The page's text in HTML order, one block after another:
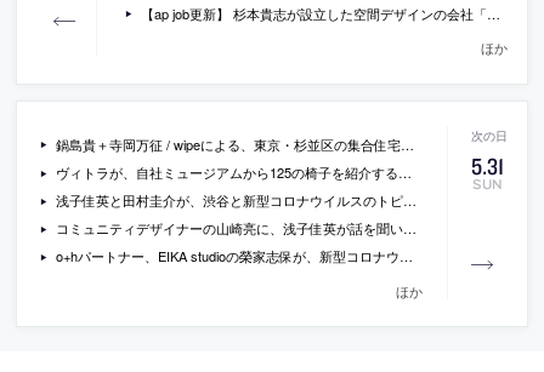
【ap job更新】 杉本貴志が設立した空間デザインの会社「スーパーポテト」が、スタッフを募集中
ほか
5.31
SUN
鍋島貴＋寺岡万征 / wipeによる、東京・杉並区の集合住宅「Skyterrace」
ヴィトラが、自社ミュージアムから125の椅子を紹介する約90分の動画「Chair Times」を期間限定で無料公開
浅子佳英と田村圭介が、渋谷と新型コロナウイルスのトピックを絡めて語っている対談「SHIBUYA──迷宮ターミナルの歴史といま、そして未来」
コミュニティデザイナーの山崎亮に、浅子佳英が話を聞いているインタビュー「ポストコロナの社会で未来像はいかに描けるか」
o+hパートナー、EIKA studioの榮家志保が、新型コロナウイルスでのリモートワークでの気づきを反映した空間改修の小さなアイデアを記した論考「プライベート・スペースの前線に立つ」
ほか